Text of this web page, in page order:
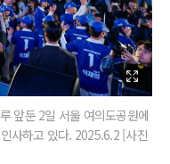
앞둔 2일 서울 여의도공원에
사하고 있다. 2025.6.2 [사진